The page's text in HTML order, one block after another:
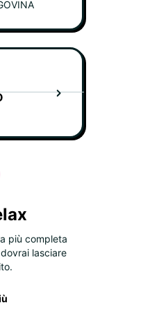
più completa
lasciare